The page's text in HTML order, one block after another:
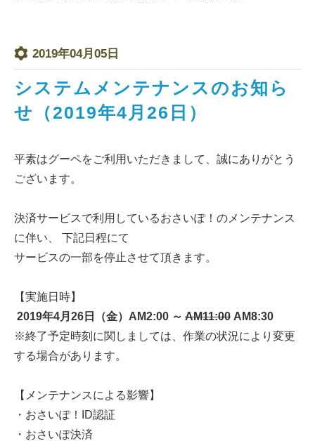
2019年04月05日
システムメンテナンスのお知ら
せ（2019年4月26日）
平素はグーペをご利用いただきまして、誠にありがとう
ございます。
決済サービスで利用しているおさいぽ！のメンテナンス
に伴い、 下記日程にて
サービスの一部を停止させて頂きます。
【実施日時】
2019年4月26日（金）AM2:00 ～ AM11:00 AM8:30
※終了予定時刻に関しましては、作業の状況により変更
する場合があります。
【メンテナンスによる影響】
・おさいぽ！ID認証
・おさいぽ決済